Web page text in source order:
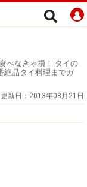
べなきゃ損！ タイの
絶品タイ料理までガ
更新日： 2013年08月21日